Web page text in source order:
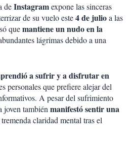
deInstagramexpone las sinceras
de su vuelo este4 de julioa las
quemantiene un nudo en la
lágrimas debido a una
a sufrir y a disfrutar en
personales que prefiere alejar del
A pesar del sufrimiento
joven tambiénmanifestó sentir una
claridad mental tras el